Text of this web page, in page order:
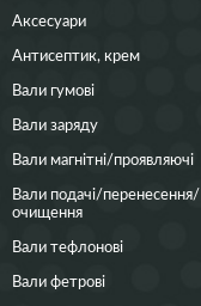
Аксесуари
Антисептик, крем
Вали гумові
Вали заряду
Вали магнітні/проявляючі
Вали подачі/перенесення/
очищення
Вали тефлонові
Вали фетрові